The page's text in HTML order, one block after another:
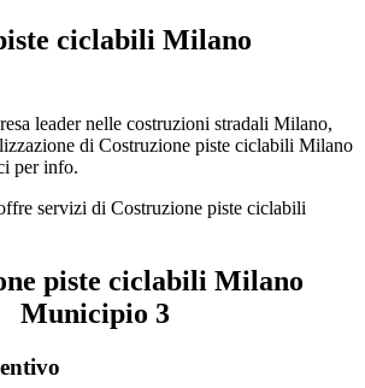
ciclabili Milano
leader nelle costruzioni stradali Milano,
di Costruzione piste ciclabili Milano
per info.
piste ciclabili Milano
Municipio 3